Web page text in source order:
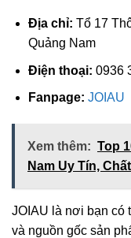
Địa chỉ: Tổ 17
Quảng Nam
Điện thoại: 0936
Fanpage: JOIAU
Xem thêm: Top
Nam Uy Tín,
JOIAU là nơi bạn có
và nguồn gốc sản